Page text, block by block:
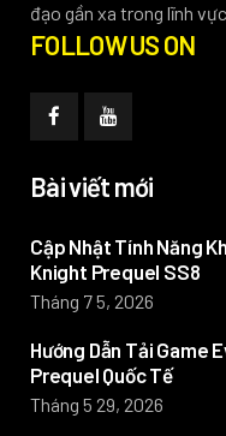
đạo gần xa trong lĩnh
FOLLOW US ON
Bài viết mới
Cập Nhật Tính Năng
Knight Prequel SS8
Tháng 7 5, 2026
Hướng Dẫn Tải Game
Prequel Quốc Tế
Tháng 5 29, 2026